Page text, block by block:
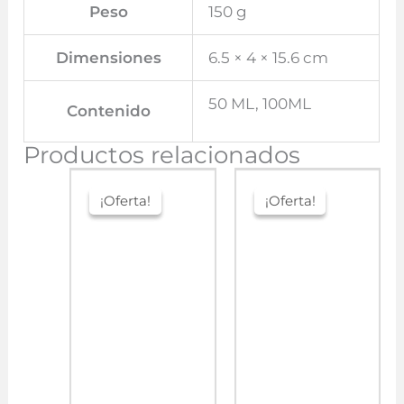
Peso 150 g
Dimensiones 6.5 × 4 × 15.6 cm
Contenido 50 ML, 100ML
Productos relacionados
¡Oferta!
¡Oferta! ¡Oferta!
¡Oferta!